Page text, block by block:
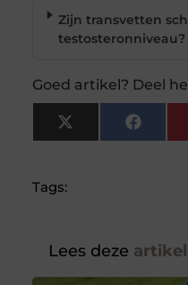
Zijn transvetten
testosteronniveau?
Goed artikel? Deel
X
(Twitter)
Tags:
Lees deze